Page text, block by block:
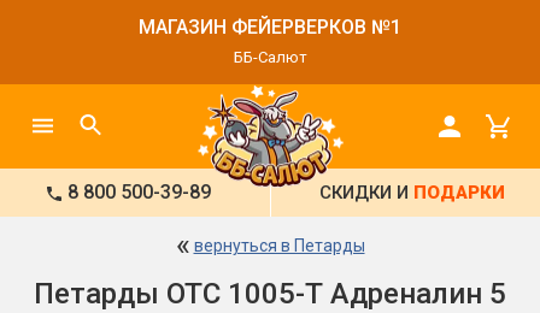
МАГАЗИН ФЕЙЕРВЕРКОВ №1
ББ-Салют
8 800 500-39-89 СКИДКИ И ПОДАРКИ
« вернуться в Петарды
Петарды ОТС 1005-Т Адреналин 5